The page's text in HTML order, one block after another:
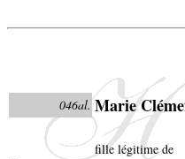
046al. Marie
fille légitime de